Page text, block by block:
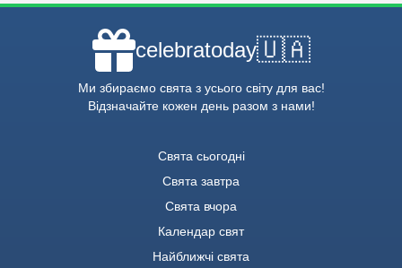
celebratoday🇺🇦
Ми збираємо свята з усього світу для вас!
Відзначайте кожен день разом з нами!
Свята сьогодні
Свята завтра
Свята вчора
Календар свят
Найближчі свята